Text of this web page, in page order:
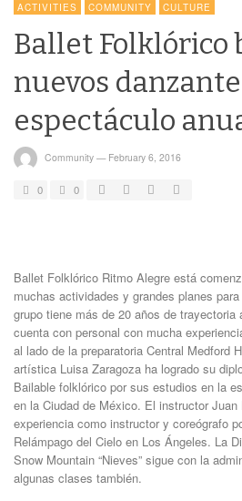
ACTIVITIES COMMUNITY CULTURE
Ballet Folklórico
nuevos
espectáculo
Community — February 6, 2016
0 0
Ballet Folklórico Ritmo Alegre está
muchas actividades y grandes planes
grupo tiene más de 20 años de trayectoria
cuenta con personal con mucha
al lado de la preparatoria Central Medford
artística Luisa Zaragoza ha logrado su
Bailable folklórico por sus estudios en la
en la Ciudad de México. El instructor
experiencia como instructor y coreógrafo
Relámpago del Cielo en Los Ángeles. La
Snow Mountain “Nieves” sigue con la
algunas clases también.